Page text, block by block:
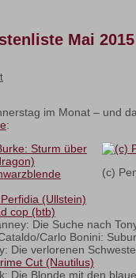
Mai 2015
im Monat – und
:
(c)
Sturm über
(Ullstein)
cop (btb)
Die Suche nach
Carlo Bonini:
Die verlorenen
Cut (Nautilus)
Die Blonde mit den